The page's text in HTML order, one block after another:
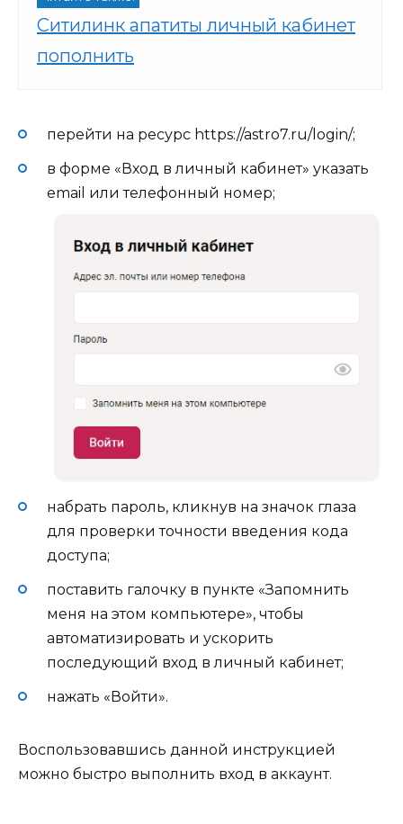
Ситилинк апатиты личный кабинет
пополнить
перейти на ресурс https://astro7.ru/login/;
в форме «Вход в личный кабинет» указать
email или телефонный номер;
набрать пароль, кликнув на значок глаза
для проверки точности введения кода
доступа;
поставить галочку в пункте «Запомнить
меня на этом компьютере», чтобы
автоматизировать и ускорить
последующий вход в личный кабинет;
нажать «Войти».
Воспользовавшись данной инструкцией
можно быстро выполнить вход в аккаунт.